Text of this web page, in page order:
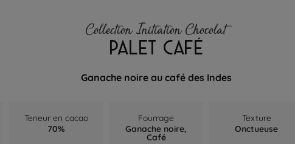
Collection Initiation Chocolat
PALET CAFÉ
Ganache noire au café des Indes
Teneur en cacao
70%
Fourrage
Ganache noire,
Café
Texture
Onctueuse